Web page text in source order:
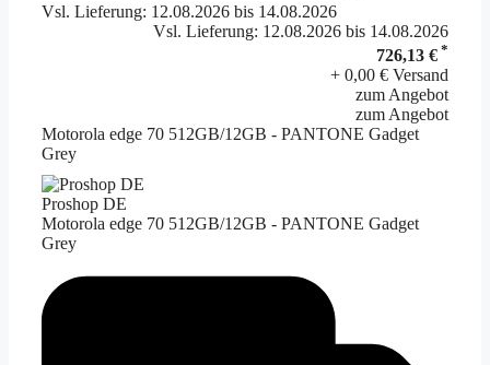
Vsl. Lieferung: 12.08.2026 bis 14.08.2026
Vsl. Lieferung: 12.08.2026 bis 14.08.2026
726,13 € *
+ 0,00 € Versand
zum Angebot
zum Angebot
Motorola edge 70 512GB/12GB - PANTONE Gadget
Grey
Proshop DE
Motorola edge 70 512GB/12GB - PANTONE Gadget
Grey